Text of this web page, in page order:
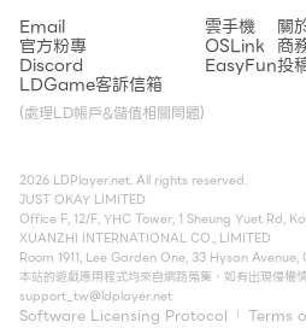
Email
官方粉專
Discord
LDGame客訴信箱
(處理LD帳戶&儲值相關問題)
雲手機
OSLink
EasyFun
關
商
投
2026 LDPlayer.net. All rights reserved.
JUST OKAY LIMITED
Office F, 12/F, YHC Tower, 1 Sheung Yuet Rd,
XUANZHI INTERNATIONAL CO., LIMITED
Room 1911, Lee Garden One, 33 Hysan
本站的遊戲應用程式均來自網路蒐集，如有出現侵權
support_tw@ldplayer.net
Software Licensing Protocol Terms